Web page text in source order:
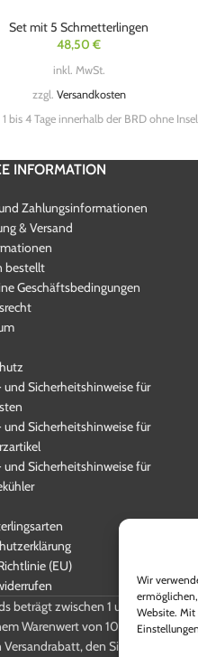
Wir
Website. Mit
Set mit 5 Schmetterlingen
48,50€
inkl. MwSt.
zzgl. Versandkosten
1 bis 4 Tage innerhalb der BRD ohne
INFORMATION
Zahlungsinformationen
& Versand
bestellt
Geschäftsbedingungen
und Sicherheitshinweise für
und Sicherheitshinweise für
und Sicherheitshinweise für
(EU)
zwischen 1 und 5
Warenwert von 100,-€ Brutto
den Sie beim Kauf